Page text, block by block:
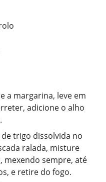
a margarina, leve em
adicione o alho
trigo dissolvida no
ralada, misture
mexendo sempre, até
e retire do fogo.